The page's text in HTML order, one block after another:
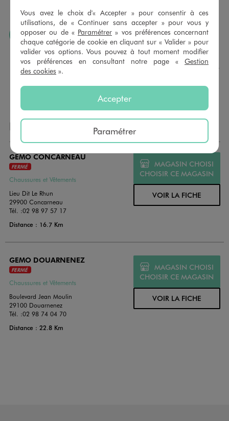
conditions en magasins.
J’AIME FAIRE PLAISIR
Nous vous proposons des cartes cadeaux GÉMO d’un
montant au choix entre 10€ et 150€. Les cartes cadeau
GÉMO sont valables 1 an, utilisables en plusieurs fois, pour
dans de jolies enveloppes pour toutes les occasions.
NOS AUTRES MAGASINS
GEMO CONCARNEAU
FERMÉ
Chaussures et Vêtements
Lieu Dit Le Rhun
29900 Concarneau
Tél. :02 98 97 57 17
Distance : 16.7 Km
MAGASIN CHOISI
CHOISIR CE MAGASIN
VOIR LA FICHE
GEMO DOUARNENEZ
FERMÉ
Chaussures et Vêtements
Boulevard Jean Moulin
29100 Douarnenez
Tél. :02 98 74 04 70
Distance : 22.8 Km
MAGASIN CHOISI
CHOISIR CE MAGASIN
VOIR LA FICHE
Vous avez le choix d'« Accepter » pour consentir à ces
utilisations, de « Continuer sans accepter » pour vous y
opposer ou de « Paramétrer » vos préférences concernant
chaque catégorie de cookie en cliquant sur « Valider » pour
valider vos options. Vous pouvez à tout moment modifier
vos préférences en consultant notre page « Gestion
des cookies ».
Accepter
Paramétrer